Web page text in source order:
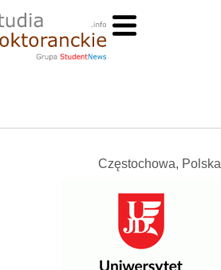
Częstochowa, Polska